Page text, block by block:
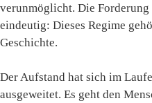
verunmöglicht. Die
eindeutig: Dieses Regime
Geschichte.
Der Aufstand hat sich im
ausgeweitet. Es geht den